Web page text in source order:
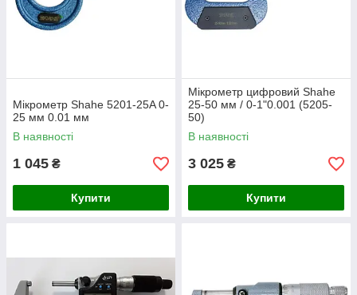
Мікрометр Shahe 5201-25A 0-
25 мм 0.01 мм
В наявності
1 045 ₴
Купити
Мікрометр цифровий Shahe
25-50 мм / 0-1"0.001 (5205-
50)
В наявності
3 025 ₴
Купити